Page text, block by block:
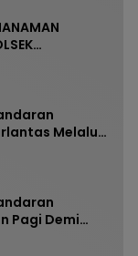
PROGRAM
Melalui
Pagi Demi